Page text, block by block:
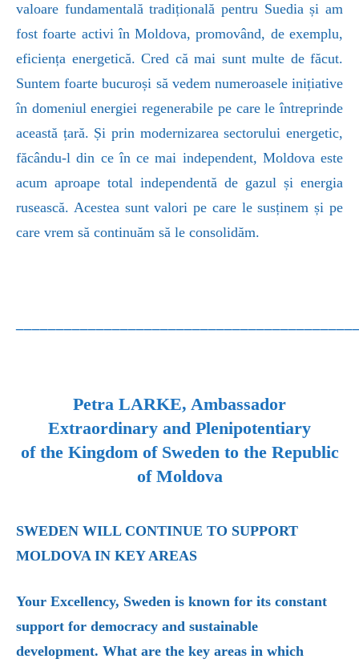
valoare fundamentală tradițională pentru Suedia și am
fost foarte activi în Moldova, promovând, de exemplu,
eficiența energetică. Cred că mai sunt multe de făcut.
Suntem foarte bucuroși să vedem numeroasele inițiative
în domeniul energiei regenerabile pe care le întreprinde
această țară. Și prin modernizarea sectorului energetic,
făcându-l din ce în ce mai independent, Moldova este
acum aproape total independentă de gazul și energia
rusească. Acestea sunt valori pe care le susținem și pe
care vrem să continuăm să le consolidăm.
Petra LARKE, Ambassador
Extraordinary and Plenipotentiary
of the Kingdom of Sweden to the Republic
of Moldova
SWEDEN WILL CONTINUE TO SUPPORT
MOLDOVA IN KEY AREAS
Your Excellency, Sweden is known for its constant
support for democracy and sustainable
development. What are the key areas in which